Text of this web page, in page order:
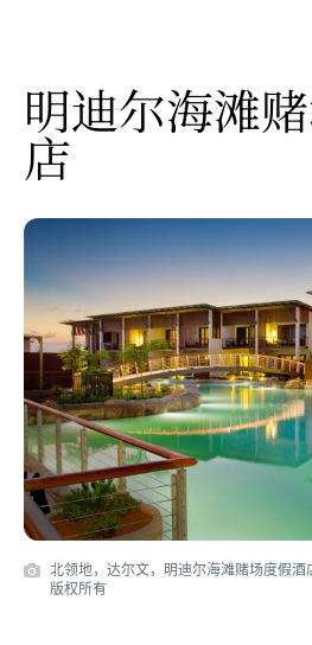
明迪尔海滩
店
北领地，达尔文，明迪尔海滩赌场度假
版权所有